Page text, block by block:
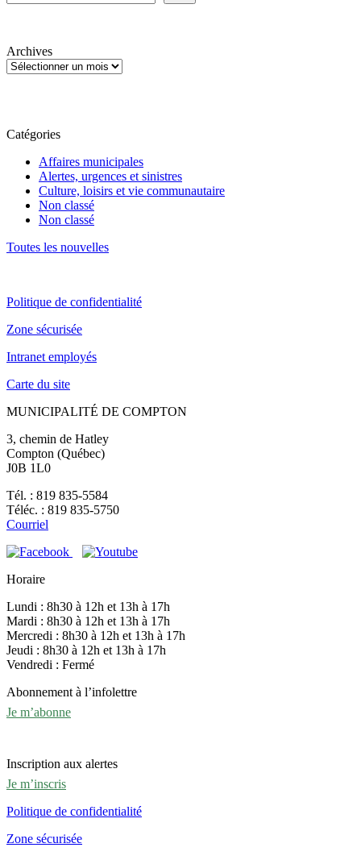
Archives
Catégories
Affaires municipales
Alertes, urgences et sinistres
Culture, loisirs et vie communautaire
Non classé
Non classé
Toutes les nouvelles
Politique de confidentialité
Zone sécurisée
Intranet employés
Carte du site
MUNICIPALITÉ DE COMPTON
3, chemin de Hatley
Compton (Québec)
J0B 1L0
Tél. : 819 835-5584
Téléc. : 819 835-5750
Courriel
Horaire
Lundi : 8h30 à 12h et 13h à 17h
Mardi : 8h30 à 12h et 13h à 17h
Mercredi : 8h30 à 12h et 13h à 17h
Jeudi : 8h30 à 12h et 13h à 17h
Vendredi : Fermé
Abonnement à l’infolettre
Je m’abonne
Inscription aux alertes
Je m’inscris
Politique de confidentialité
Zone sécurisée